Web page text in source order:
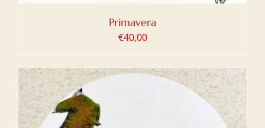
Primavera
€40,00